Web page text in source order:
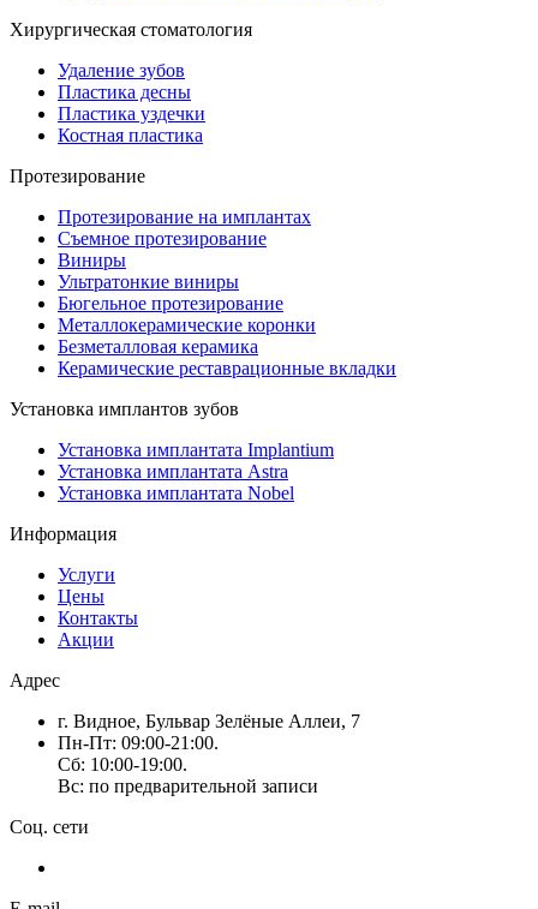
Хирургическая стоматология
Удаление зубов
Пластика десны
Пластика уздечки
Костная пластика
Протезирование
Протезирование на имплантах
Съемное протезирование
Виниры
Ультратонкие виниры
Бюгельное протезирование
Металлокерамические коронки
Безметалловая керамика
Керамические реставрационные вкладки
Установка имплантов зубов
Установка имплантата Implantium
Установка имплантата Astra
Установка имплантата Nobel
Информация
Услуги
Цены
Контакты
Акции
Адрес
г. Видное, Бульвар Зелёные Аллеи, 7
Пн-Пт: 09:00-21:00.
Сб: 10:00-19:00.
Вс: по предварительной записи
Соц. сети